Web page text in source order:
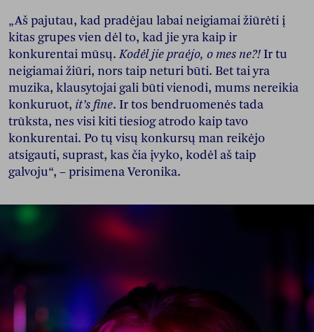
„Aš pajutau, kad pradėjau labai neigiamai žiūrėti į
kitas grupes vien dėl to, kad jie yra kaip ir
konkurentai mūsų.Kodėl jie praėjo, o mes ne?!Ir tu
neigiamai žiūri, nors taip neturi būti. Bet tai yra
muzika, klausytojai gali būti vienodi, mums nereikia
konkuruot, it’s fine. Ir tos bendruomenės tada
trūksta, nes visi kiti tiesiog atrodo kaip tavo
konkurentai. Po tų visų konkursų man reikėjo
atsigauti, suprast, kas čia įvyko, kodėl aš taip
galvoju“, – prisimena Veronika.